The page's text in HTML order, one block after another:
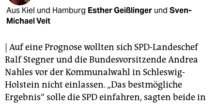
fragen & hilfe
unterstützen
abo
genossenschaft
epaper login
Aus Kiel und Hamburg Esther Geißlinger und Sven-
Michael Veit
| Auf eine Prognose wollten sich SPD-Landeschef
Ralf Stegner und die Bundesvorsitzende Andrea
Nahles vor der Kommunalwahl in Schleswig-
Holstein nicht einlassen. „Das bestmögliche
Ergebnis“ solle die SPD einfahren, sagten beide in